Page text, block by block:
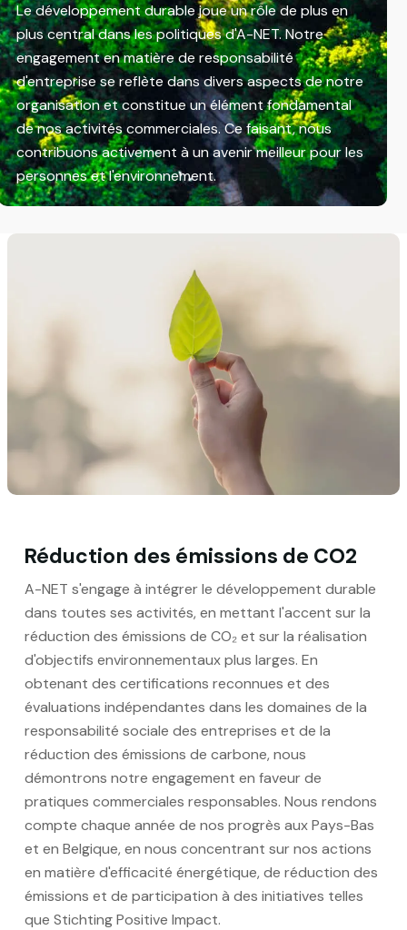
Le développement durable joue un rôle de plus en
plus central dans les politiques d'A-NET. Notre
engagement en matière de responsabilité
d'entreprise se reflète dans divers aspects de notre
organisation et constitue un élément fondamental
de nos activités commerciales. Ce faisant, nous
contribuons activement à un avenir meilleur pour les
personnes et l'environnement.
Réduction des émissions de CO2
A-NET s'engage à intégrer le développement durable
dans toutes ses activités, en mettant l'accent sur la
réduction des émissions de CO₂ et sur la réalisation
d'objectifs environnementaux plus larges. En
obtenant des certifications reconnues et des
évaluations indépendantes dans les domaines de la
responsabilité sociale des entreprises et de la
réduction des émissions de carbone, nous
démontrons notre engagement en faveur de
pratiques commerciales responsables. Nous rendons
compte chaque année de nos progrès aux Pays-Bas
et en Belgique, en nous concentrant sur nos actions
en matière d'efficacité énergétique, de réduction des
émissions et de participation à des initiatives telles
que Stichting Positive Impact.